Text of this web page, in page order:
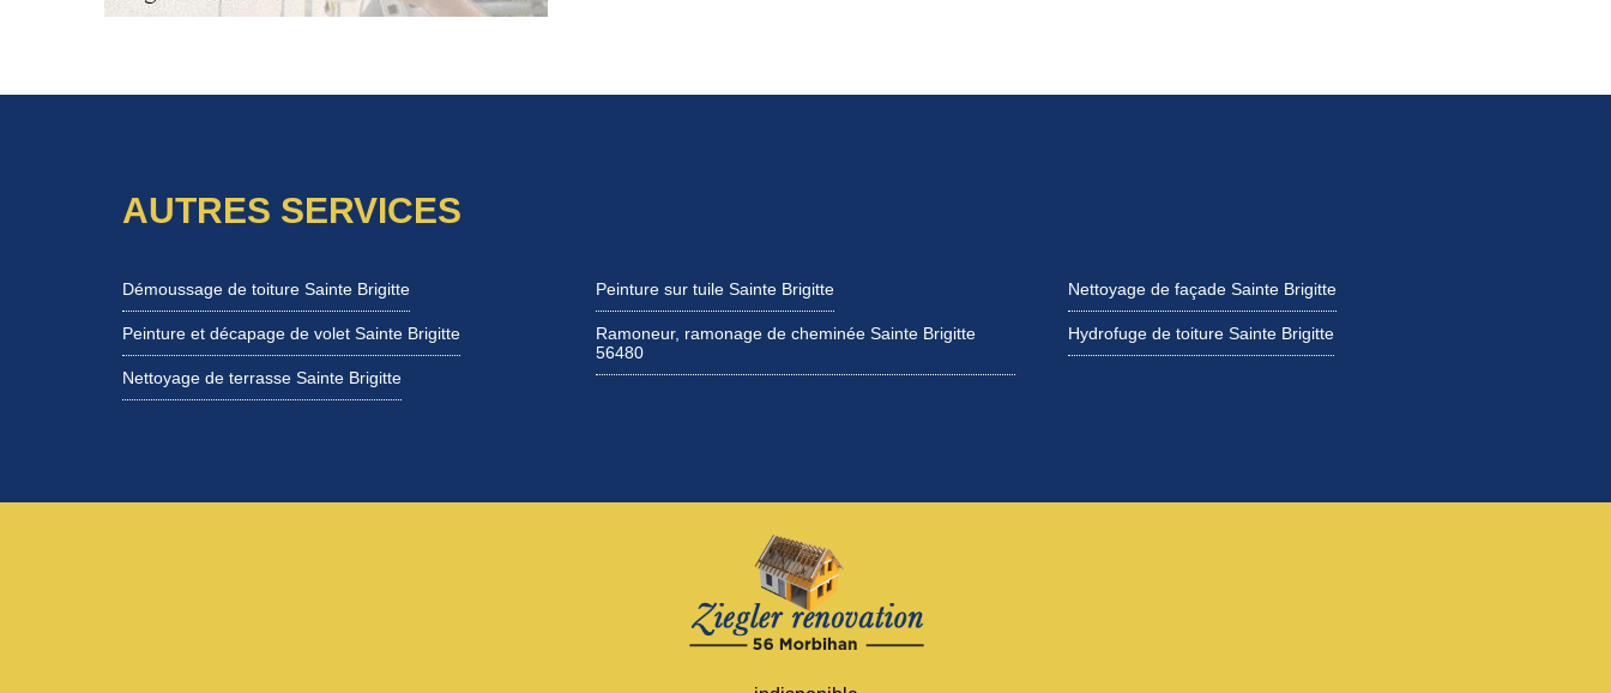
AUTRES SERVICES
Démoussage de toiture Sainte Brigitte
Peinture et décapage de volet Sainte Brigitte
Nettoyage de terrasse Sainte Brigitte
Peinture sur tuile Sainte Brigitte
Ramoneur, ramonage de cheminée Sainte Brigitte
56480
Nettoyage de façade Sainte Brigitte
Hydrofuge de toiture Sainte Brigitte